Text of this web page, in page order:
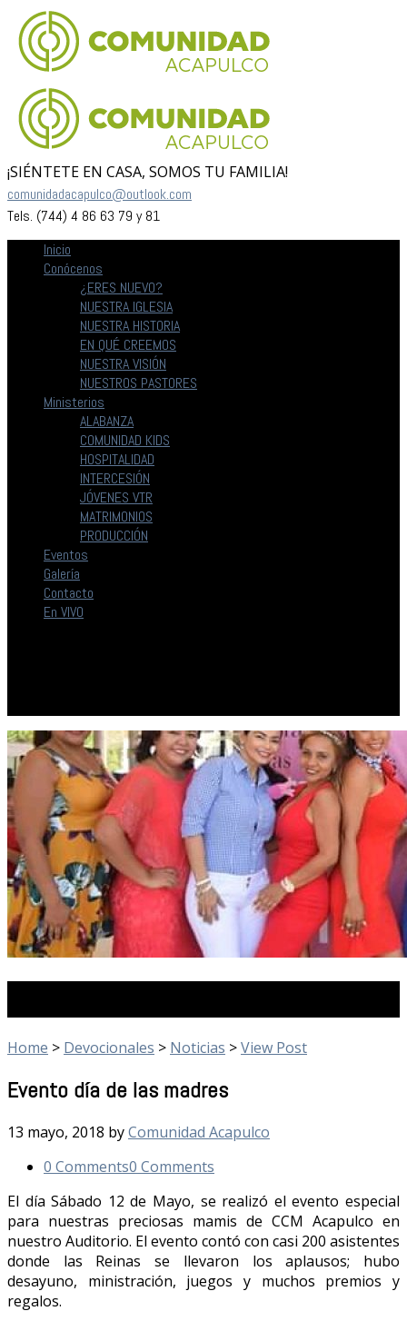
¡SIÉNTETE EN CASA, SOMOS TU FAMILIA!
comunidadacapulco@outlook.com
Tels. (744) 4 86 63 79 y 81
Inicio
Conócenos
¿ERES NUEVO?
NUESTRA IGLESIA
NUESTRA HISTORIA
EN QUÉ CREEMOS
NUESTRA VISIÓN
NUESTROS PASTORES
Ministerios
ALABANZA
COMUNIDAD KIDS
HOSPITALIDAD
INTERCESIÓN
JÓVENES VTR
MATRIMONIOS
PRODUCCIÓN
Eventos
Galería
Contacto
En VIVO
Home > Devocionales > Noticias >View Post
Evento día de las madres
13 mayo, 2018 byComunidad Acapulco
0 Comments0 Comments
El día Sábado 12 de Mayo, se realizó el evento especial
para nuestras preciosas mamis de CCM Acapulco en
nuestro Auditorio. El evento contó con casi 200 asistentes
donde las Reinas se llevaron los aplausos; hubo
desayuno, ministración, juegos y muchos premios y
regalos.